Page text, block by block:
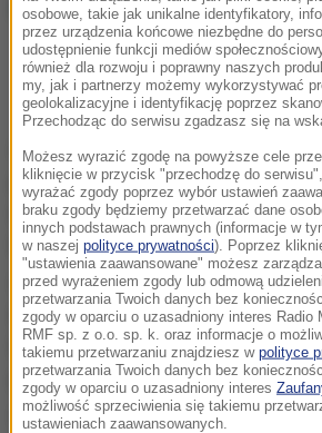
Związki, które w tej chwili walczą z
podejmowały działań za
w rozmowie z Onetem
Waszczykowski.Społeczeństwo
z dwoma fałszywymi narracjami-
zdaniem bezpodstawne są opinie,
Sprawiedliwości nie zrobił nic dla
nikt nie chce z nimi rozmawiać.
dajemy, rozkładamy to na jakiś
osobowe, takie jak unikalne identyfikatory,
przez urządzenia końcowe niezbędne do
udostępnienie funkcji mediów
również dla rozwoju i poprawny naszych
my, jak i partnerzy możemy wykorzystywać
geolokalizacyjne i identyfikację poprzez
Przechodząc do serwisu zgadzasz się na
Możesz wyrazić zgodę na powyższe cele
kliknięcie w przycisk "przechodzę do
wyrażać zgody poprzez wybór ustawień
braku zgody będziemy przetwarzać dane
innych podstawach prawnych (informacje w
w naszej polityce prywatności). Poprzez
"ustawienia zaawansowane" możesz
przed wyrażeniem zgody lub odmową
przetwarzania Twoich danych bez
zgody w oparciu o uzasadniony interes Radio
RMF sp. z o.o. sp. k. oraz informacje o
takiemu przetwarzaniu znajdziesz w polityce
przetwarzania Twoich danych bez
zgody w oparciu o uzasadniony interes
możliwość sprzeciwienia się takiemu
ustawieniach zaawansowanych.